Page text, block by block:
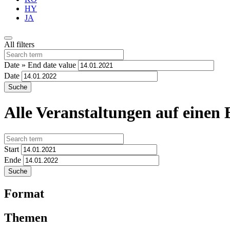
HY
JA
All filters
Date » End date value
Date
Alle Veranstaltungen auf einen
Start
Ende
Format
Themen